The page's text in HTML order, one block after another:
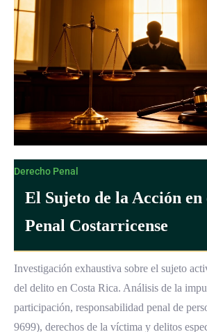
Derecho Penal
El Sujeto de la Acción en
Penal Costarricense
Investigación exhaustiva sobre el sujeto
del delito en Costa Rica. Análisis de la
participación, responsabilidad penal de
9699), derechos de la víctima y delitos